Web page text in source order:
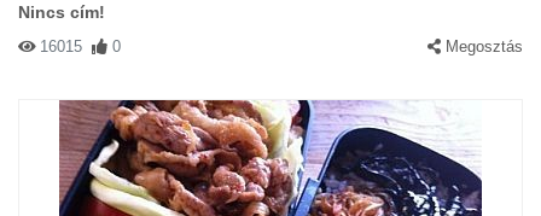
Nincs cím!
16015 0 Megosztás